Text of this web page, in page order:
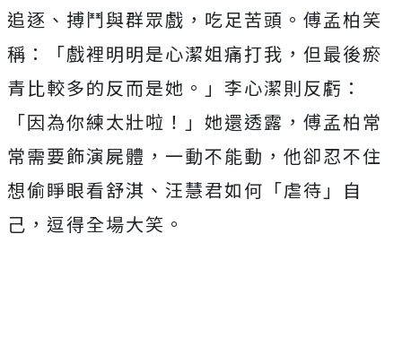
追逐、搏鬥與群眾戲，吃足苦頭。傅孟柏笑
稱：「戲裡明明是心潔姐痛打我，但最後瘀
青比較多的反而是她。」李心潔則反虧：
「因為你練太壯啦！」她還透露，傅孟柏常
常需要飾演屍體，一動不能動，他卻忍不住
想偷睜眼看舒淇、汪慧君如何「虐待」自
己，逗得全場大笑。